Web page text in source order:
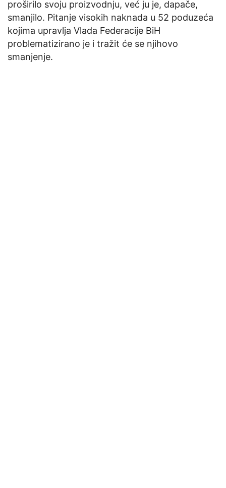
proširilo svoju proizvodnju, već ju je, dapače,
smanjilo. Pitanje visokih naknada u 52 poduzeća
kojima upravlja Vlada Federacije BiH
problematizirano je i tražit će se njihovo
smanjenje.